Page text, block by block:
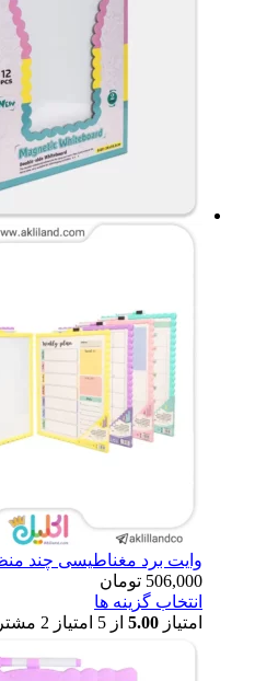
وایت برد مغناطیسی چند منظوره
506,000 تومان
انتخاب گزینه ها
امتیاز 5.00 از 5 امتیاز 2